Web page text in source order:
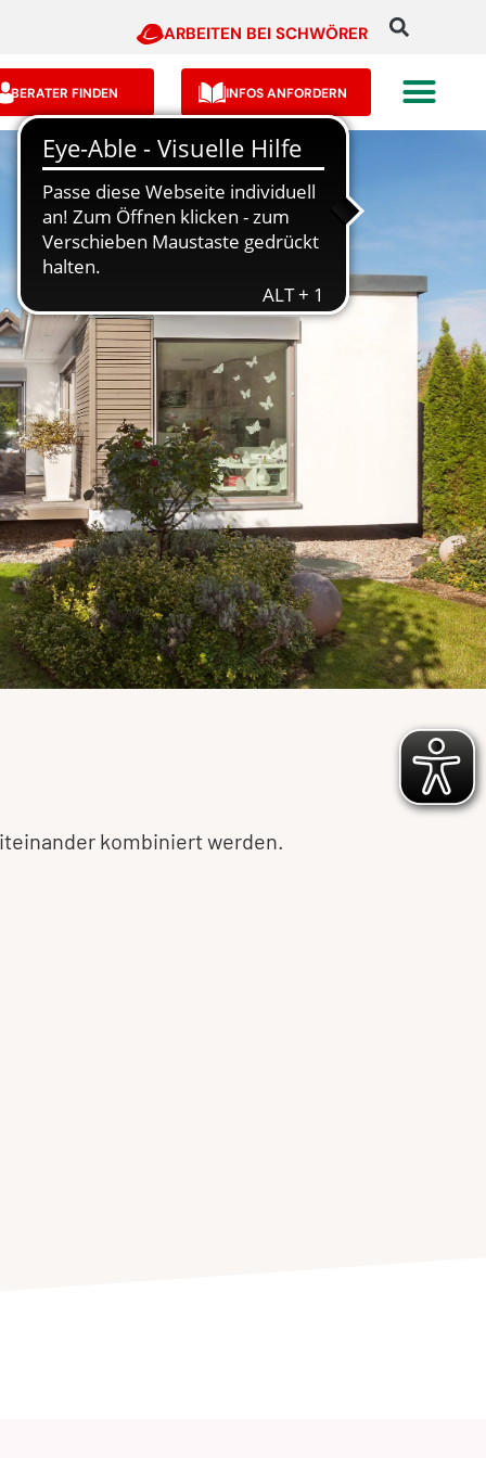
ARBEITEN BEI SCHWÖRER
BERATER FINDEN INFOS ANFORDERN
kombiniert werden.